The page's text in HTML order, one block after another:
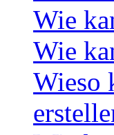
Wie
Wie
Wieso